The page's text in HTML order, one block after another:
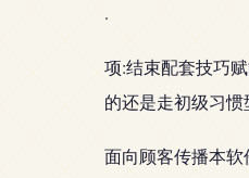
.
项:结束配套技巧
的还是走初级习
面向顾客传播本